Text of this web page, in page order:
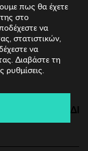
Unisex
δευτ.
πως θα έχετε
στο
να
στατιστικών,
να
Διαβάστε τη
ρυθμίσεις.